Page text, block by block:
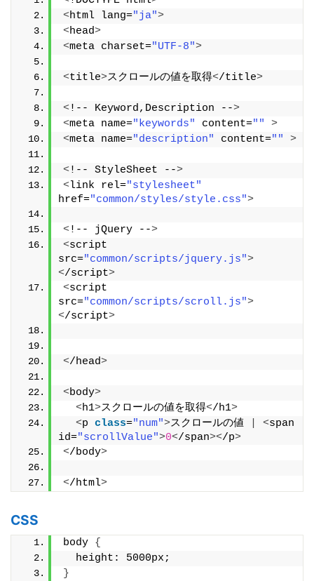
<html lang="ja">
<head>
<meta charset="UTF-8">
<title>スクロールの値を取得</title>
<!-- Keyword,Description -->
<meta name="keywords" content=""
>
<meta name="description" content="" >
<!-- StyleSheet -->
<link rel="stylesheet"
href="common/styles/style.css">
<!-- jQuery -->
<script
src="common/scripts/jquery.js">
</script>
<script
src="common/scripts/scroll.js">
</script>
</head>
<body>
<h1>スクロールの値を取得</h1>
<p class="num">スクロールの値 <span
id="scrollValue">0</span></p>
</body>
</html>
CSS
body {
  height: 5000px;
}